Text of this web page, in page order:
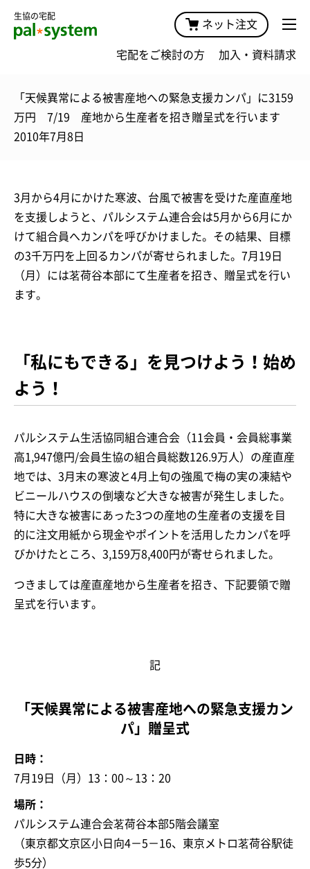
生協の宅配
ネット注文
宅配をご検討の方 加入・資料請求
「天候異常による被害産地への緊急支援カンパ」に3159
万円 7/19 産地から生産者を招き贈呈式を行います
2010年7月8日
3月から4月にかけた寒波、台風で被害を受けた産直産地
を支援しようと、パルシステム連合会は5月から6月にか
けて組合員へカンパを呼びかけました。その結果、目標
の3千万円を上回るカンパが寄せられました。7月19日
（月）には茗荷谷本部にて生産者を招き、贈呈式を行い
ます。
「私にもできる」を見つけよう！始め
よう！
パルシステム生活協同組合連合会（11会員・会員総事業
高1,947億円/会員生協の組合員総数126.9万人）の産直産
地では、3月末の寒波と4月上旬の強風で梅の実の凍結や
ビニールハウスの倒壊など大きな被害が発生しました。
特に大きな被害にあった3つの産地の生産者の支援を目
的に注文用紙から現金やポイントを活用したカンパを呼
びかけたところ、3,159万8,400円が寄せられました。
つきましては産直産地から生産者を招き、下記要領で贈
呈式を行います。
記
「天候異常による被害産地への緊急支援カン
パ」贈呈式
日時：
7月19日（月）13：00～13：20
場所：
パルシステム連合会茗荷谷本部5階会議室
（東京都文京区小日向4－5－16、東京メトロ茗荷谷駅徒
歩5分）